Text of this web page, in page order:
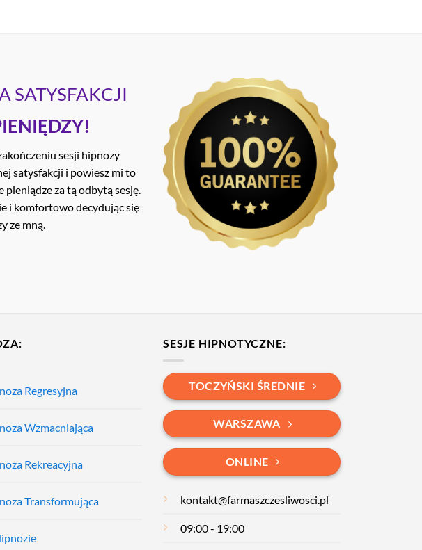
SATYSFAKCJI
sesji hipnozy
satysfakcji i powiesz mi to
pieniądze za tą odbytą sesję.
i komfortowo decydując się
ze mną.
Regresyjna
Wzmacniająca
Rekreacyjna
Transformująca
SESJE HIPNOTYCZNE:
TOCZYŃSKI ŚREDNIE
WARSZAWA
ONLINE
kontakt@farmaszczesliwosci.pl
09:00 - 19:00